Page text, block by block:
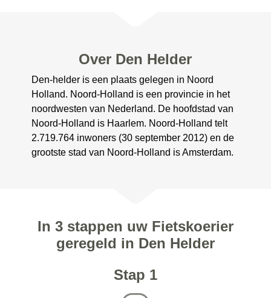
Over Den Helder
Den-helder is een plaats gelegen in Noord
Holland. Noord-Holland is een provincie in het
noordwesten van Nederland. De hoofdstad van
Noord-Holland is Haarlem. Noord-Holland telt
2.719.764 inwoners (30 september 2012) en de
grootste stad van Noord-Holland is Amsterdam.
In 3 stappen uw Fietskoerier
geregeld in Den Helder
Stap 1